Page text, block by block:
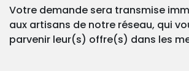
Votre demande sera transmise
aux artisans de notre réseau, qui
parvenir leur(s) offre(s) dans les